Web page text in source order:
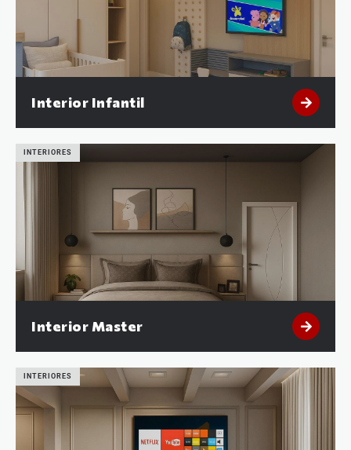
Interior Infantil
INTERIORES
Interior Master
INTERIORES